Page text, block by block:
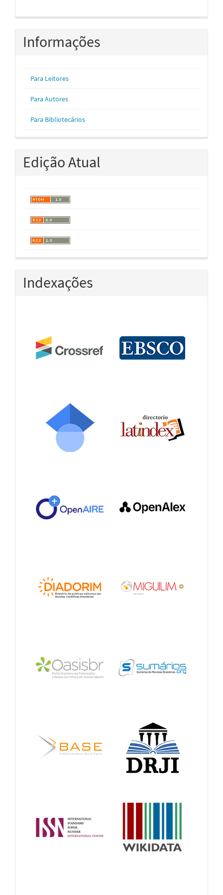
Informações
Para Leitores
Para Autores
Para Bibliotecários
Edição Atual
Indexações